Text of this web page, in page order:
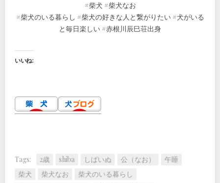
#柴犬 #柴犬なお
#柴犬のいる暮らし #柴犬の好きな人と繋がりたい #犬がいる
と毎日楽しい #赤根川辰巳荘出身
いいね:
Tags: 2歳 shiba しばいぬ 公（なお）
午睡
柴犬
柴犬なお
柴犬のいる暮らし